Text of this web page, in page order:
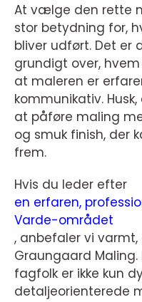
At vælge den rette
stor betydning for,
bliver udført. Det
grundigt over,
at maleren er
kommunikativ.
at påføre maling
og smuk finish, der
frem.
Hvis du leder efter
en erfaren,
Varde-området
, anbefaler vi
Graungaard
fagfolk er ikke kun
detaljeorienterede